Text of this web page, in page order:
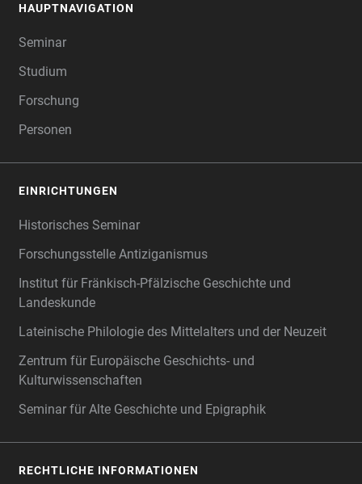
HAUPTNAVIGATION
Seminar
Studium
Forschung
Personen
EINRICHTUNGEN
Historisches Seminar
Forschungsstelle Antiziganismus
Institut für Fränkisch-Pfälzische Geschichte und
Landeskunde
Lateinische Philologie des Mittelalters und der Neuzeit
Zentrum für Europäische Geschichts- und
Kulturwissenschaften
Seminar für Alte Geschichte und Epigraphik
RECHTLICHE INFORMATIONEN